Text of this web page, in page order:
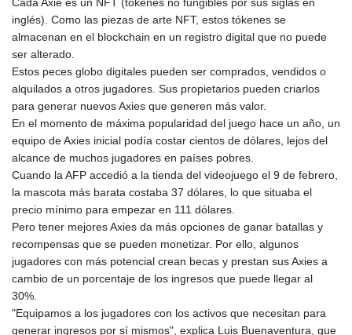
89282.792025
LRD 179.959348
LSL 16.197552
LVL 0.60489
LYD 6.341738
MDL 17.337716
MGA
MKD 53.219738
MMK
2099.549369
MNT
MOP 8.056654
MRU 40.080439
inglés). Como las piezas de arte NFT, estos tókenes se
almacenan en el blockchain en un registro digital que no puede
ser alterado.
Estos peces globo digitales pueden ser comprados, vendidos o
alquilados a otros jugadores. Sus propietarios pueden criarlos
para generar nuevos Axies que generen más valor.
En el momento de máxima popularidad del juego hace un año, un
equipo de Axies inicial podía costar cientos de dólares, lejos del
alcance de muchos jugadores en países pobres.
Cuando la AFP accedió a la tienda del videojuego el 9 de febrero,
la mascota más barata costaba 37 dólares, lo que situaba el
precio mínimo para empezar en 111 dólares.
Pero tener mejores Axies da más opciones de ganar batallas y
recompensas que se pueden monetizar. Por ello, algunos
jugadores con más potencial crean becas y prestan sus Axies a
cambio de un porcentaje de los ingresos que puede llegar al
30%.
"Equipamos a los jugadores con los activos que necesitan para
generar ingresos por sí mismos", explica Luis Buenaventura, que